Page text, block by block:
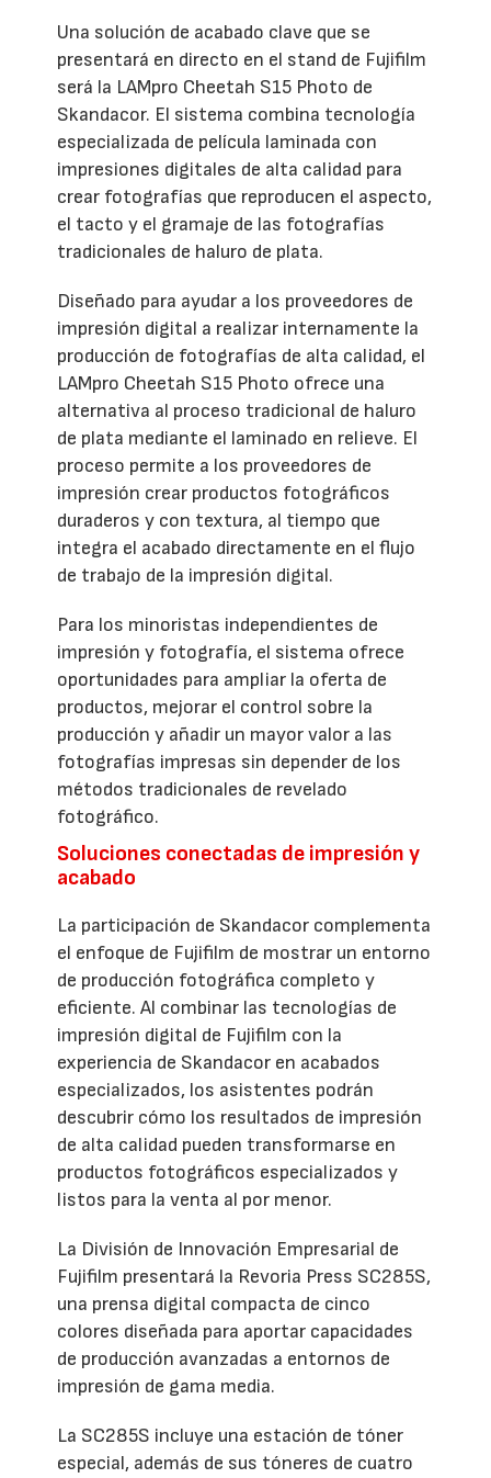
Una solución de acabado clave que se
presentará en directo en el stand de Fujifilm
será la LAMpro Cheetah S15 Photo de
Skandacor. El sistema combina tecnología
especializada de película laminada con
impresiones digitales de alta calidad para
crear fotografías que reproducen el aspecto,
el tacto y el gramaje de las fotografías
tradicionales de haluro de plata.
Diseñado para ayudar a los proveedores de
impresión digital a realizar internamente la
producción de fotografías de alta calidad, el
LAMpro Cheetah S15 Photo ofrece una
alternativa al proceso tradicional de haluro
de plata mediante el laminado en relieve. El
proceso permite a los proveedores de
impresión crear productos fotográficos
duraderos y con textura, al tiempo que
integra el acabado directamente en el flujo
de trabajo de la impresión digital.
Para los minoristas independientes de
impresión y fotografía, el sistema ofrece
oportunidades para ampliar la oferta de
productos, mejorar el control sobre la
producción y añadir un mayor valor a las
fotografías impresas sin depender de los
métodos tradicionales de revelado
fotográfico.
Soluciones conectadas de impresión y
acabado
La participación de Skandacor complementa
el enfoque de Fujifilm de mostrar un entorno
de producción fotográfica completo y
eficiente. Al combinar las tecnologías de
impresión digital de Fujifilm con la
experiencia de Skandacor en acabados
especializados, los asistentes podrán
descubrir cómo los resultados de impresión
de alta calidad pueden transformarse en
productos fotográficos especializados y
listos para la venta al por menor.
La División de Innovación Empresarial de
Fujifilm presentará la Revoria Press SC285S,
una prensa digital compacta de cinco
colores diseñada para aportar capacidades
de producción avanzadas a entornos de
impresión de gama media.
La SC285S incluye una estación de tóner
especial, además de sus tóneres de cuatro